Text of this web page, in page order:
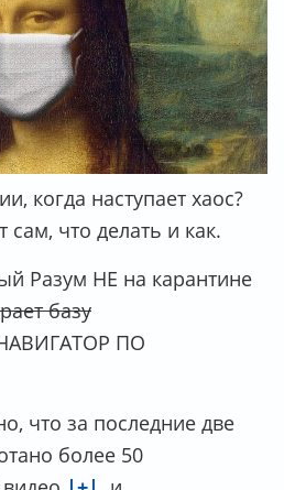
когда наступает хаос?
что делать и как.
Разум НЕ на карантине
базу
ПО
что за последние две
более 50